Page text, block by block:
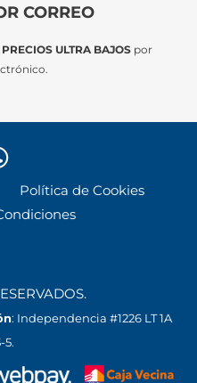
CORREO
PRECIOS ULTRA BAJOSpor
Política de Cookies
: Independencia #1226 LT 1A
5.